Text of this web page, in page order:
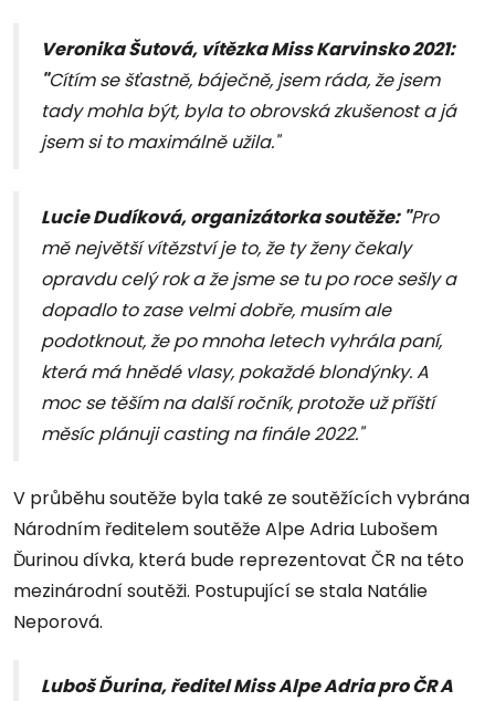
Veronika Šutová, vítězka Miss Karvinsko 2021:
"Cítím se šťastně, báječně, jsem ráda, že jsem
tady mohla být, byla to obrovská zkušenost a já
jsem si to maximálně užila."
Lucie Dudíková, organizátorka soutěže: "Pro
mě největší vítězství je to, že ty ženy čekaly
opravdu celý rok a že jsme se tu po roce sešly a
dopadlo to zase velmi dobře, musím ale
podotknout, že po mnoha letech vyhrála paní,
která má hnědé vlasy, pokaždé blondýnky. A
moc se těším na další ročník, protože už příští
měsíc plánuji casting na finále 2022."
V průběhu soutěže byla také ze soutěžících vybrána
Národním ředitelem soutěže Alpe Adria Lubošem
Ďurinou dívka, která bude reprezentovat ČR na této
mezinárodní soutěži. Postupující se stala Natálie
Neporová.
Luboš Ďurina, ředitel Miss Alpe Adria pro ČR A